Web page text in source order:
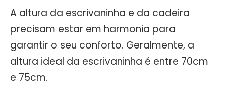
A altura da escrivaninha e da cadeira
precisam estar em harmonia para
garantir o seu conforto. Geralmente, a
altura ideal da escrivaninha é entre 70cm
e 75cm.